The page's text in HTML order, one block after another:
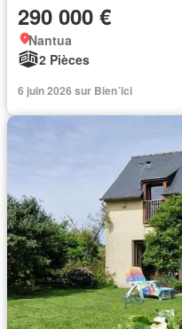
290 000 €
Nantua
2 Pièces
6 juin 2026 sur Bien´ici